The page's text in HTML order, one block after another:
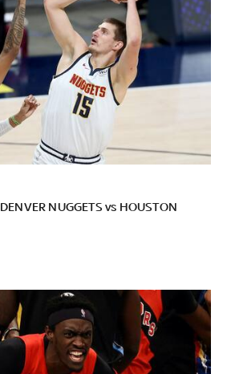
DENVER NUGGETS vs HOUSTON